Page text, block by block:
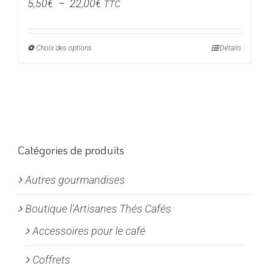
5,50€ – 22,00€Plage
prix :
TTC
Choix des optionsCe
options
être
choisies
sur
la
page
Détails
Catégories de produits
Autres gourmandises
Boutique l'Artisanes Thés Cafés
Accessoires pour le café
Coffrets